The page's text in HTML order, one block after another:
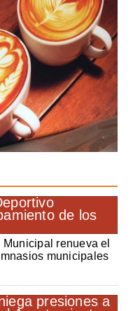
renueva el
municipales